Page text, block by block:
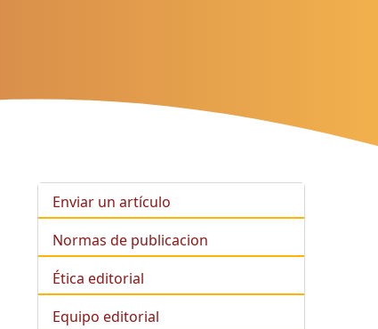
Enviar un artículo
Normas de publicacion
Ética editorial
Equipo editorial